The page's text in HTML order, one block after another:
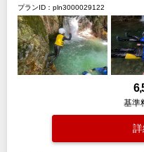
プランID：pln3000029122
基準